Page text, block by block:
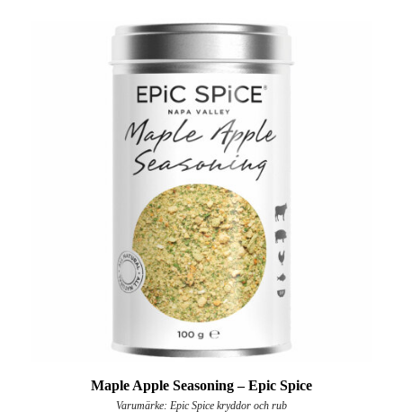
Maple Apple Seasoning – Epic Spice
Varumärke: Epic Spice kryddor och rub